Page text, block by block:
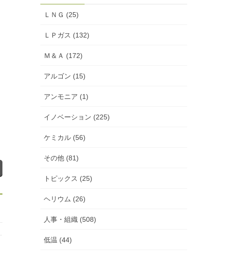
ＬＮＧ (25)
ＬＰガス (132)
Ｍ＆Ａ (172)
アルゴン (15)
アンモニア (1)
イノベーション (225)
ケミカル (56)
その他 (81)
トピックス (25)
ヘリウム (26)
人事・組織 (508)
低温 (44)